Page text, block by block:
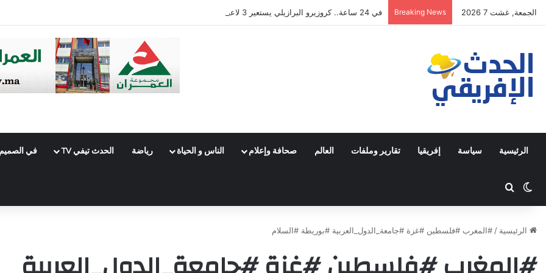
الجمعة, غشت 7 2026 Breaking News في 24 ساعة.. كروزيرو البرازيلي يستعير 3 لاعبين من الدوري السعودي في صفقة غير مسبوقة
الرئيسية سياسة إفريقيا تقارير وملفات العالم صحافة وإعلام الناس و الحياة رياضة الحدث تيفي TV في الصميم
Switch skin
الرئيسية / #المغرب #فلسطين #غزة #جامعة_الدول_العربية #بوريطة #السلام